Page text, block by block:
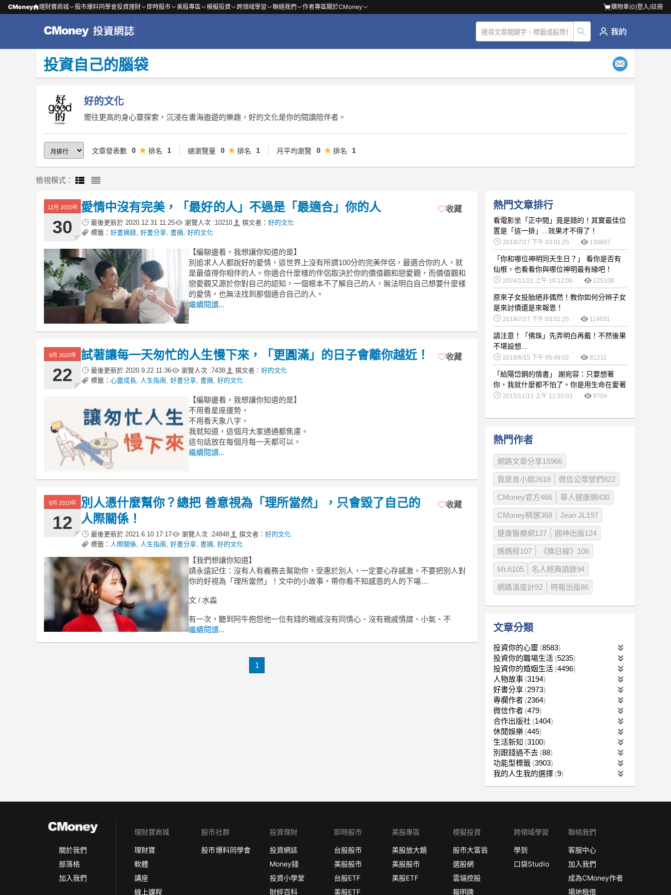
CMoney 理財寶商城 股市爆料同學會投資理財 即時股市 美股專區 模擬投資 跨領域學習 聯絡我們 作者專區關於CMoney 購物車(0)登入/註冊
投資自己的腦袋
好的文化
嚮往更高的身心靈探索，沉浸在書海遨遊的樂趣，好的文化是你的閱讀陪伴者。
文章發表數 0 排名 1 總瀏覽量 0 排名 1 月平均瀏覽 0 排名 1
檢視模式：
12月 2020年
30
愛情中沒有完美，「最好的人」不過是「最適合」你的人
最後更新於 2020.12.31 11:25 瀏覽人次 :10210 撰文者： 好的文化
標籤： 好書摘錄 好書分享 書摘 好的文化
收藏
【編聊邊看，我想讓你知道的是】
別追求人人都說好的愛情，這世界上沒有所謂100分的完美伴侶，最適合你的人，就
是最值得你相伴的人。你適合什麼樣的伴侶取決於你的價值觀和戀愛觀，而價值觀和
戀愛觀又源於你對自己的認知，一個根本不了解自己的人，無法明白自己想要什麼樣
的愛情，也無法找到那個適合自己的人。
繼續閱讀...
9月 2020年
22
試著讓每一天匆忙的人生慢下來，「更圓滿」的日子會離你越近！
最後更新於 2020.9.22 11:36 瀏覽人次 :7438 撰文者： 好的文化
標籤： 心靈成長 人生指南 好書分享 書摘 好的文化
收藏
【編聊邊看，我想讓你知道的是】
不用看星座運勢，
不用看天象八字，
我就知道，這個月大家通通都焦慮。
這句話放在每個月每一天都可以。
繼續閱讀...
8月 2019年
12
別人憑什麼幫你？總把 善意視為「理所當然」，只會毀了自己的
人際關係！
最後更新於 2021.6.10 17:17 瀏覽人次 :24848 撰文者： 好的文化
標籤： 人際關係 人生指南 好書分享 書摘 好的文化
收藏
【我們想讓你知道】
請永遠記住：沒有人有義務去幫助你，受惠於別人，一定要心存感激，不要把別人對
你的好視為「理所當然」！文中的小故事，帶你看不知感恩的人的下場…
文 / 水淼
有一次，聽到阿牛抱怨他一位有錢的親戚沒有同情心、沒有親戚情誼、小氣、不
繼續閱讀...
1
熱門文章排行
看電影坐「正中間」竟是錯的！其實最佳位
置是「這一排」...效果才不得了！
2018/7/17 下午 03:01:25 130607
「你和哪位神明同天生日？」 看你是否有
仙根，也看看你與哪位神明最有緣吧！
2024/11/22 上午 10:12:06 125108
原來子女投胎絕非偶然！教你如何分辨子女
是來討債還是來報恩！
2018/7/17 下午 03:02:25 114031
請注意！「佛珠」先弄明白再戴！不然後果
不堪設想...
2018/6/15 下午 05:49:02 81211
「給陽岱鋼的情書」 謝宛容：只要想著
你，我就什麼都不怕了。你是用生命在愛著
我的男人！
2015/11/13 上午 11:55:03 9754
熱門作者
網路文章分享15966
我是肯小姐2618 微信公眾號們822
CMoney官方466 華人健康網430
CMoney精選368 Jean JL197
健康醫療網137 圓神出版124
媽媽經107 《換日線》106
Mr.6105 名人經典語錄94
網路溫度計92 時報出版86
文章分類
投資你的心靈 8583
投資你的職場生活 5235
投資你的婚姻生活 4496
人物故事 3194
好書分享 2973
專欄作者 2364
微信作者 479
合作出版社 1404
休閒娛樂 445
生活新知 3100
別跟錢過不去 88
功能型標籤 3903
我的人生我的選擇 9
關於我們
部落格
加入我們
理財寶商城
理財寶
軟體
講座
線上課程
股市社群
股市爆料同學會
投資理財
投資網誌
Money錢
投資小學堂
財經百科
即時股市
台股股市
美股股市
台股ETF
美股ETF
美股專區
美股放大鏡
美股股市
美股ETF
模擬投資
股市大富翁
選股網
雲端控股
報明牌
跨領域學習
學到
口袋Studio
聯絡我們
客服中心
加入我們
成為CMoney作者
場地租借